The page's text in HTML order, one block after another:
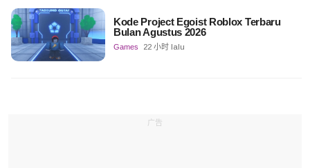
Kode Project Egoist Roblox Terbaru
Bulan Agustus 2026
Games 22 小时 lalu
广告